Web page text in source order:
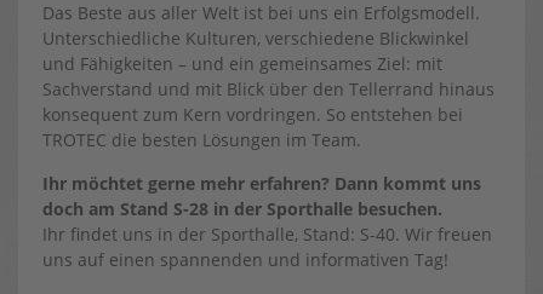
Das Beste aus aller Welt ist bei uns ein Erfolgsmodell.
Unterschiedliche Kulturen, verschiedene Blickwinkel
und Fähigkeiten – und ein gemeinsames Ziel: mit
Sachverstand und mit Blick über den Tellerrand hinaus
konsequent zum Kern vordringen. So entstehen bei
TROTEC die besten Lösungen im Team.
Ihr möchtet gerne mehr erfahren? Dann kommt uns
doch am Stand S-28 in der Sporthalle besuchen.
Ihr findet uns in der Sporthalle, Stand: S-40. Wir freuen
uns auf einen spannenden und informativen Tag!